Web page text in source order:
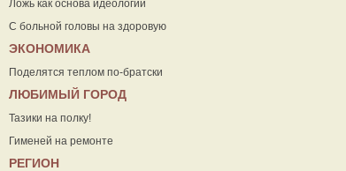
Ложь как основа идеологии
С больной головы на здоровую
ЭКОНОМИКА
Поделятся теплом по-братски
ЛЮБИМЫЙ ГОРОД
Тазики на полку!
Гименей на ремонте
РЕГИОН